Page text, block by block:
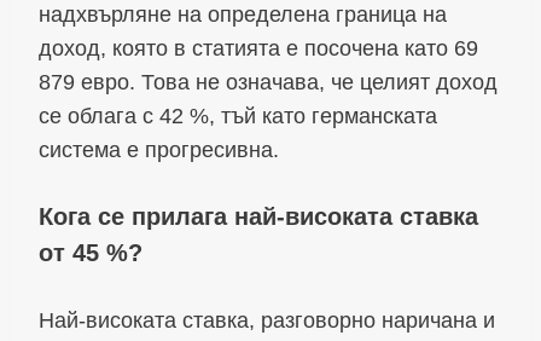
надхвърляне на определена граница на
доход, която в статията е посочена като 69
879 евро. Това не означава, че целият доход
се облага с 42 %, тъй като германската
система е прогресивна.
Кога се прилага най-високата ставка
от 45 %?
Най-високата ставка, разговорно наричана и